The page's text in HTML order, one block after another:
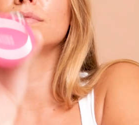
Профиль пользователя
Мои приборы
Мои заказы
Мои адреса
Мои подписки
Tech Elixir
Set
Español
Português
Русский
中文 繁體中文